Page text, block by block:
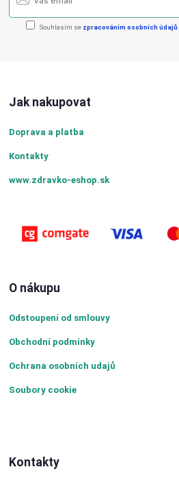
Souhlasím se zpracováním osobních údajů
Jak nakupovat
Doprava a platba
Kontakty
www.zdravko-eshop.sk
O nákupu
Odstoupení od smlouvy
Obchodní podmínky
Ochrana osobních udajů
Soubory cookie
Kontakty